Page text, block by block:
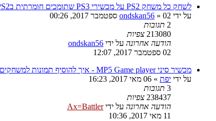
לשחק כל משחק PS2 על מכשירי PS3 שתומכים חומרתית בPS2
על ידי
ondskan56 » 02 ספטמבר 2017, 00:26
2 תגובות
213080 צפיות
הודעה אחרונה על ידי ondskan56
02 ספטמבר 2017, 12:07
מכשיר סיני MP5 Game player - איך להוסיף תמונות למשחקים שאני הוספתי?
על ידי יפת » 06 מאי 2017, 16:23
3 תגובות
238437 צפיות
הודעה אחרונה על ידיAx=Battler
11 מאי 2017, 10:36